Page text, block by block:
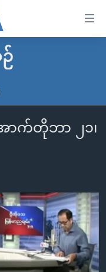
ာက်တိုဘာ ၂၁၊
available